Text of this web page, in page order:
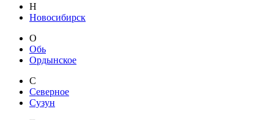
Н
Новосибирск
О
Обь
Ордынское
С
Северное
Сузун